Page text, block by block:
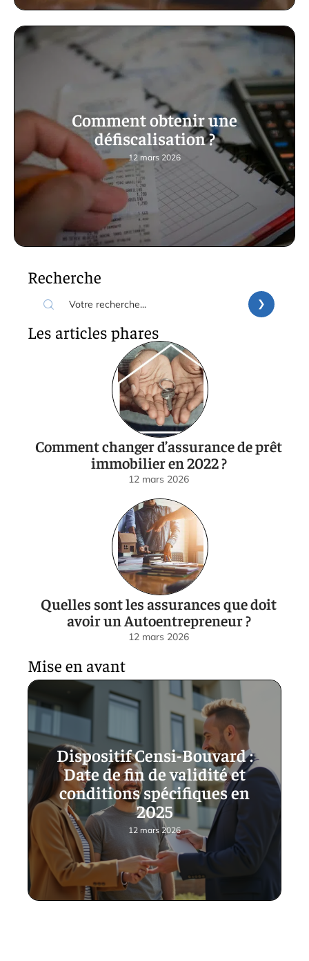
Comment obtenir une
défiscalisation ?
12 mars 2026
Recherche
Les articles phares
Comment changer d’assurance de prêt
immobilier en 2022 ?
12 mars 2026
Quelles sont les assurances que doit
avoir un Autoentrepreneur ?
12 mars 2026
Mise en avant
Dispositif Censi-Bouvard :
Date de fin de validité et
conditions spécifiques en
2025
12 mars 2026